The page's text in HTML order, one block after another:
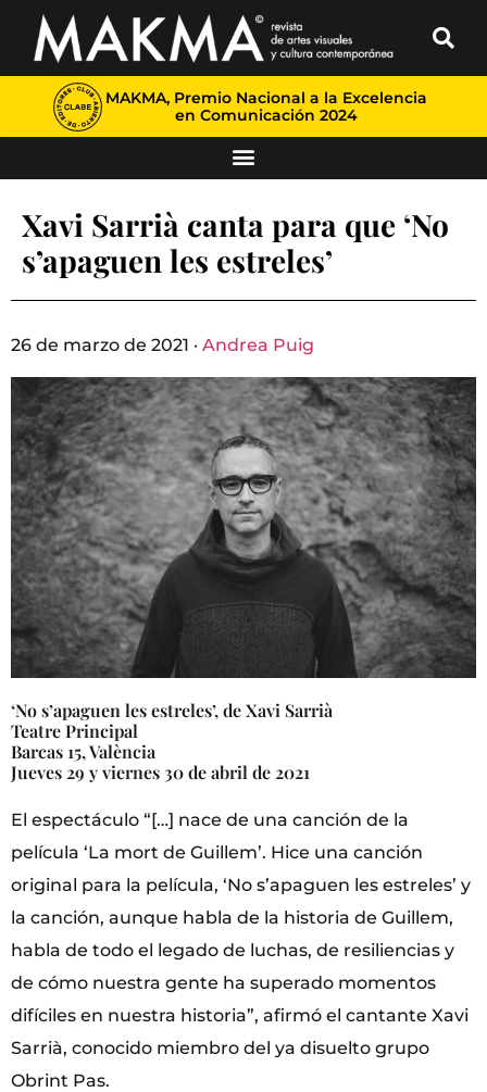
MAKMA, Premio Nacional a la Excelencia
en Comunicación 2024
Xavi Sarrià canta para que ‘No
s’apaguen les estreles’
26 de marzo de 2021 · Andrea Puig
‘No s’apaguen les estreles’, de Xavi Sarrià
Teatre Principal
Barcas 15, València
Jueves 29 y viernes 30 de abril de 2021
El espectáculo “[…] nace de una canción de la
película ‘La mort de Guillem’. Hice una canción
original para la película, ‘No s’apaguen les estreles’ y
la canción, aunque habla de la historia de Guillem,
habla de todo el legado de luchas, de resiliencias y
de cómo nuestra gente ha superado momentos
difíciles en nuestra historia”, afirmó el cantante Xavi
Sarrià, conocido miembro del ya disuelto grupo
Obrint Pas.